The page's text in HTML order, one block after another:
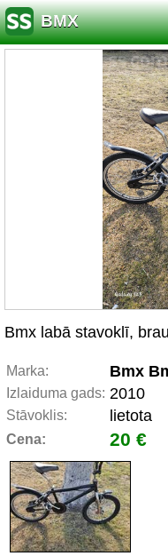
BMX
Bmx labā stavoklī,
Marka: Bmx
Izlaiduma gads: 2010
Stāvoklis: lietota
Cena: 20 €